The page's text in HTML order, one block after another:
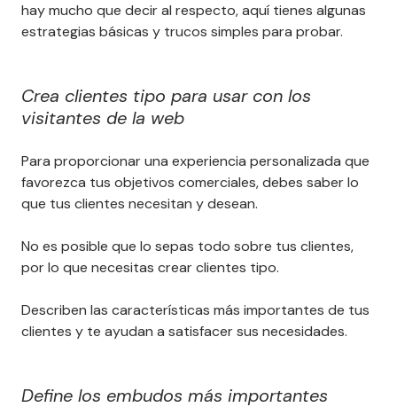
hay mucho que decir al respecto, aquí tienes algunas
estrategias básicas y trucos simples para probar.
Crea clientes tipo para usar con los
visitantes de la web
Para proporcionar una experiencia personalizada que
favorezca tus objetivos comerciales, debes saber lo
que tus clientes necesitan y desean.
No es posible que lo sepas todo sobre tus clientes,
por lo que necesitas crear clientes tipo.
Describen las características más importantes de tus
clientes y te ayudan a satisfacer sus necesidades.
Define los embudos más importantes